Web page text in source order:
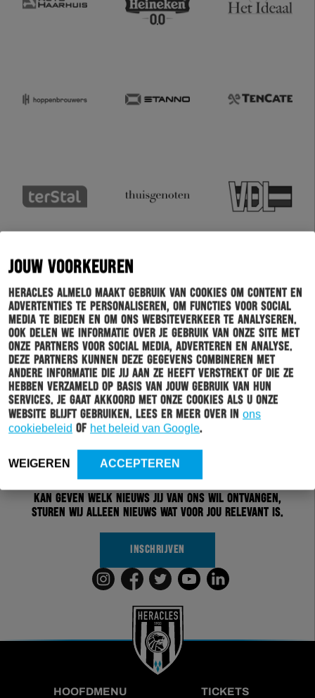
JOUW VOORKEUREN
Heracles Almelo maakt gebruik van cookies om content en
advertenties te personaliseren, om functies voor social
media te bieden en om ons websiteverkeer te analyseren.
Ook delen we informatie over je gebruik van onze site met
onze partners voor social media, adverteren en analyse.
Deze partners kunnen deze gegevens combineren met
andere informatie die jij aan ze heeft verstrekt of die ze
hebben verzameld op basis van jouw gebruik van hun
services. Je gaat akkoord met onze cookies als u onze
website blijft gebruiken. Lees er meer over in ons
cookiebeleid of het beleid van Google.
WEIGEREN ACCEPTEREN
Schrijf je in voor onze nieuwsbrief
Wil jij altijd en overal op de hoogte gehouden worden
van al het clubnieuws? Schrijf je dan in voor de
kan geven welk nieuws jij van ons wil ontvangen,
sturen wij alleen nieuws wat voor jou relevant is.
INSCHRIJVEN
HOOFDMENU TICKETS